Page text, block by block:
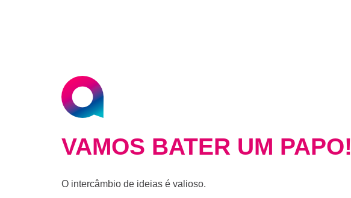
VAMOS BATER UM PAPO!
O intercâmbio de ideias é valioso.